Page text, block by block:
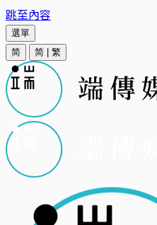
跳至內容
選單
简
简 繁